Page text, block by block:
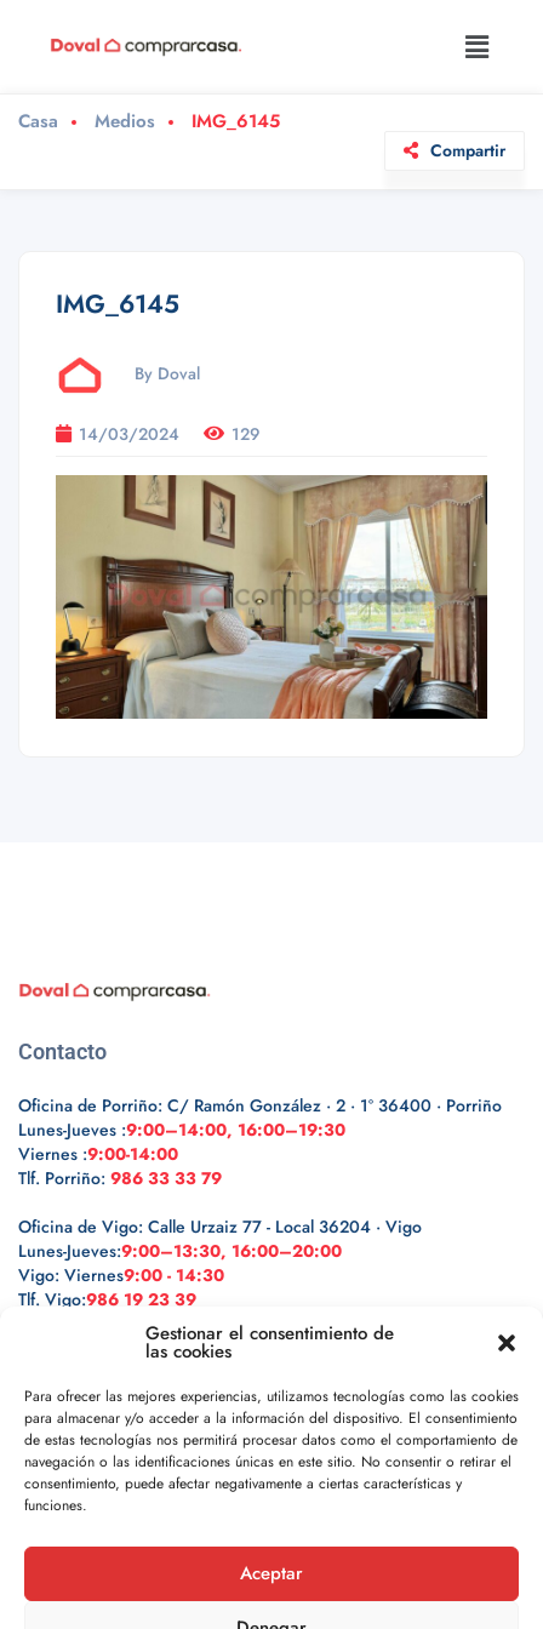
Gestionar el consentimiento de
las cookies
Para ofrecer las mejores experiencias, utilizamos tecnologías como las cookies
para almacenar y/o acceder a la información del dispositivo. El consentimiento
de estas tecnologías nos permitirá procesar datos como el comportamiento de
navegación o las identificaciones únicas en este sitio. No consentir o retirar el
consentimiento, puede afectar negativamente a ciertas características y
funciones.
Aceptar
Casa Medios IMG_6145
Compartir
IMG_6145
By Doval
14/03/2024 129
Contacto
Oficina de Porriño: C/ Ramón González · 2 · 1º 36400 · Porriño
Lunes-Jueves :9:00–14:00, 16:00–19:30
Viernes :9:00-14:00
Tlf. Porriño: 986 33 33 79
Oficina de Vigo: Calle Urzaiz 77 - Local 36204 · Vigo
Lunes-Jueves:9:00–13:30, 16:00–20:00
Vigo: Viernes9:00 - 14:30
Tlf. Vigo:986 19 23 39
Legal
Política de privacidad